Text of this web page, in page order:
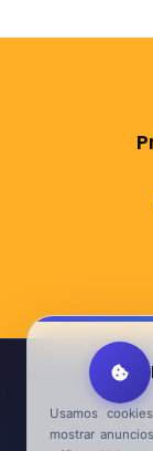
Usamos
mostrar